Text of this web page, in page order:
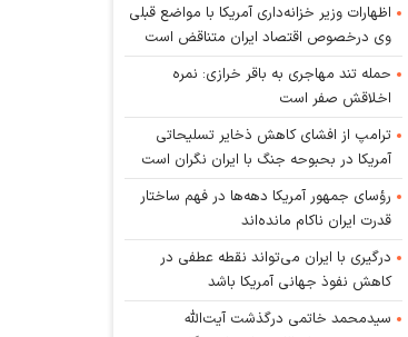
اظهارات وزیر خزانه‌داری آمریکا با مواضع قبلی
وی درخصوص اقتصاد ایران متناقض است
حمله تند مهاجری به باقر خرازی: نمره
اخلاقش صفر است
ترامپ از افشای کاهش ذخایر تسلیحاتی
آمریکا در بحبوحه جنگ با ایران نگران است
رؤسای جمهور آمریکا دهه‌ها در فهم ساختار
قدرت ایران ناکام مانده‌اند
درگیری با ایران می‌تواند نقطه عطفی در
کاهش نفوذ جهانی آمریکا باشد
سیدمحمد خاتمی درگذشت آیت‌الله